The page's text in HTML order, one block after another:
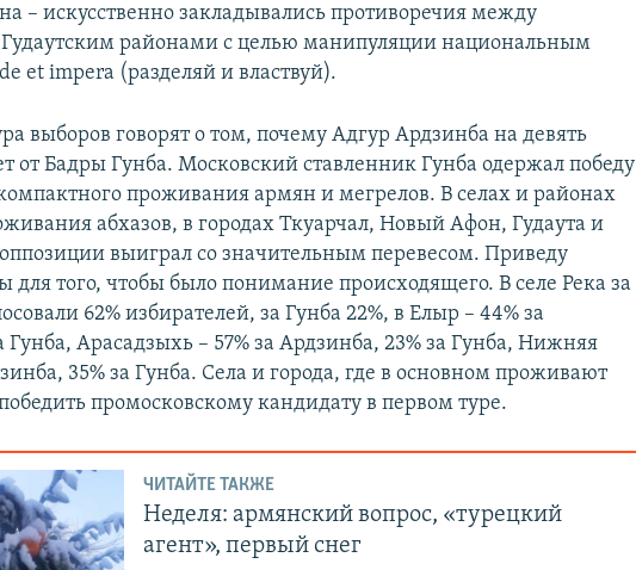
– искусственно закладывались противоречия между
районами с целью манипуляции национальным
et impera (разделяй и властвуй).
выборов говорят о том, почему Адгур Ардзинба на девять
от Бадры Гунба. Московский ставленник Гунба одержал победу
проживания армян и мегрелов. В селах и районах
абхазов, в городах Ткуарчал, Новый Афон, Гудаута и
выиграл со значительным перевесом. Приведу
для того, чтобы было понимание происходящего. В селе Река за
62% избирателей, за Гунба 22%, в Елыр – 44% за
Гунба, Арасадзыхь – 57% за Ардзинба, 23% за Гунба, Нижняя
35% за Гунба. Села и города, где в основном проживают
промосковскому кандидату в первом туре.
ЧИТАЙТЕ ТАКЖЕ
Неделя: армянский вопрос, «турецкий
агент», первый снег